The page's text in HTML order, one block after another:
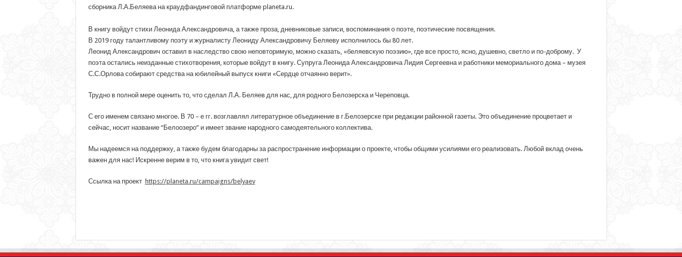
сборника Л.А.Беляева на краудфандинговой платформе planeta.ru.
В книгу войдут стихи Леонида Александровича, а также проза, дневниковые записи, воспоминания о поэте, поэтические посвящения.
В 2019 году талантливому поэту и журналисту Леониду Александровичу Беляеву исполнилось бы 80 лет.
Леонид Александрович оставил в наследство свою неповторимую, можно сказать, «беляевскую поэзию», где все просто, ясно, душевно, светло и по-доброму. У
поэта остались неизданные стихотворения, которые войдут в книгу. Супруга Леонида Александровича Лидия Сергеевна и работники мемориального дома – музея
С.С.Орлова собирают средства на юбилейный выпуск книги «Сердце отчаянно верит».
Трудно в полной мере оценить то, что сделал Л.А. Беляев для нас, для родного Белозерска и Череповца.
С его именем связано многое. В 70 – е гг. возглавлял литературное объединение в г.Белозерске при редакции районной газеты. Это объединение процветает и
сейчас, носит название “Белоозеро” и имеет звание народного самодеятельного коллектива.
Мы надеемся на поддержку, а также будем благодарны за распространение информации о проекте, чтобы общими усилиями его реализовать. Любой вклад очень
важен для нас! Искренне верим в то, что книга увидит свет!
Ссылка на проект https://planeta.ru/campaigns/belyaev